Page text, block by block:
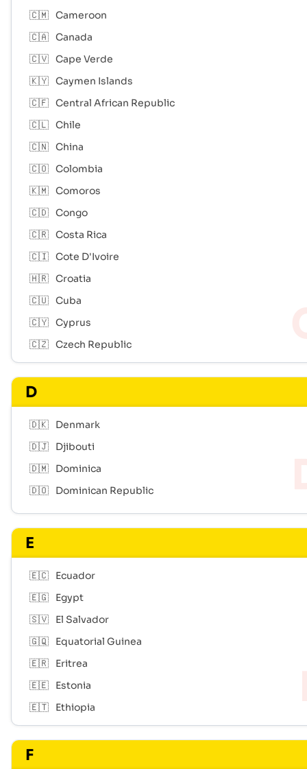
🇨🇲 Cameroon
🇨🇦 Canada
🇨🇻 Cape Verde
🇰🇾 Caymen Islands
🇨🇫 Central African Republic
🇨🇱 Chile
🇨🇳 China
🇨🇴 Colombia
🇰🇲 Comoros
🇨🇩 Congo
🇨🇷 Costa Rica
🇨🇮 Cote D'Ivoire
🇭🇷 Croatia
🇨🇺 Cuba
🇨🇾 Cyprus
🇨🇿 Czech Republic
D
🇩🇰
Denmark
🇩🇯
Djibouti
🇩🇲
Dominica
🇩🇴
Dominican Republic
E
🇪🇨
Ecuador
🇪🇬
Egypt
🇸🇻
El Salvador
🇬🇶
Equatorial Guinea
🇪🇷
Eritrea
🇪🇪
Estonia
🇪🇹
Ethiopia
F